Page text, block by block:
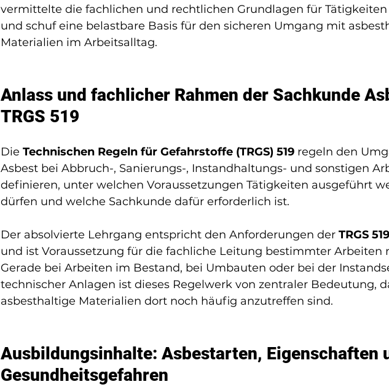
vermittelte die fachlichen und rechtlichen Grundlagen für
und schuf eine belastbare Basis für den sicheren Umgang mit
Materialien im Arbeitsalltag.
Anlass und fachlicher Rahmen der Sachkunde
TRGS 519
Die Technischen Regeln für Gefahrstoffe (TRGS) 519 regeln den
Asbest bei Abbruch-, Sanierungs-, Instandhaltungs- und sonstigen
definieren, unter welchen Voraussetzungen Tätigkeiten ausgeführt
dürfen und welche Sachkunde dafür erforderlich ist.
Der absolvierte Lehrgang entspricht den Anforderungen der TRGS
und ist Voraussetzung für die fachliche Leitung bestimmter Arbeiten
Gerade bei Arbeiten im Bestand, bei Umbauten oder bei der
technischer Anlagen ist dieses Regelwerk von zentraler Bedeutung,
asbesthaltige Materialien dort noch häufig anzutreffen sind.
Ausbildungsinhalte: Asbestarten, Eigenschaften
Gesundheitsgefahren